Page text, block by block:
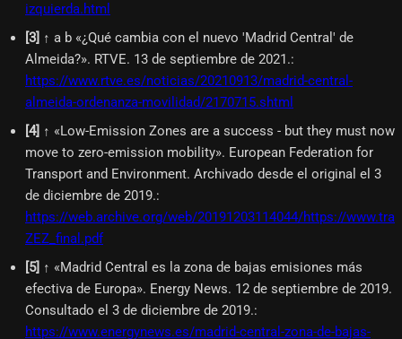
izquierda.html
3 ↑ a b «¿Qué cambia con el nuevo 'Madrid Central' de
Almeida?». RTVE. 13 de septiembre de 2021.:
https://www.rtve.es/noticias/20210913/madrid-central-
almeida-ordenanza-movilidad/2170715.shtml
4] ↑ «Low-Emission Zones are a success - but they must now
move to zero-emission mobility». European Federation for
Transport and Environment. Archivado desde el original el 3
de diciembre de 2019.:
https://web.archive.org/web/20191203114044/https://
ZEZ_final.pdf
5] ↑ «Madrid Central es la zona de bajas emisiones más
efectiva de Europa». Energy News. 12 de septiembre de 2019.
Consultado el 3 de diciembre de 2019.:
https://www.energynews.es/madrid-central-zona-de-bajas-